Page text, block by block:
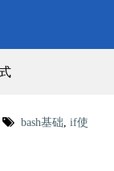
bash基础, if使